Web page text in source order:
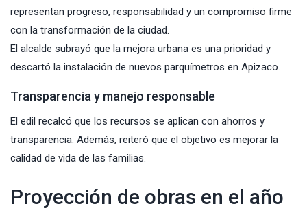
representan progreso, responsabilidad y un compromiso firme
con la transformación de la ciudad.
El alcalde subrayó que la mejora urbana es una prioridad y
descartó la instalación de nuevos parquímetros en Apizaco.
Transparencia y manejo responsable
El edil recalcó que los recursos se aplican con ahorros y
transparencia. Además, reiteró que el objetivo es mejorar la
calidad de vida de las familias.
Proyección de obras en el año